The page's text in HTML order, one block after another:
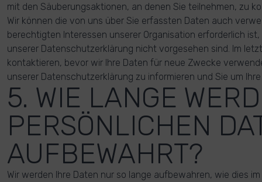
mit den Säuberungsaktionen, an denen Sie teilnehmen, zu
Wir können die von uns über Sie erfassten Daten auch
berechtigten Interessen unserer Organisation erforderlich
unserer Datenschutzerklärung nicht vorgesehen sind. Im
kontaktieren, bevor wir Ihre Daten für neue Zwecke
unserer Datenschutzerklärung zu informieren und Sie um
5. WIE LANGE
PERSÖNLICHEN
AUFBEWAHRT?
Wir werden Ihre Daten nur so lange aufbewahren, wie dies